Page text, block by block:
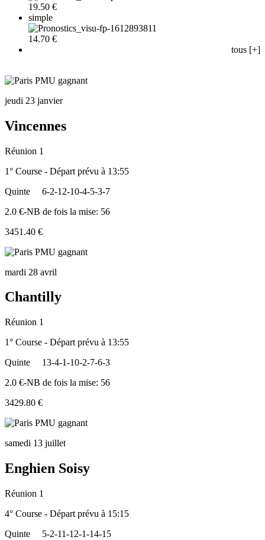
19.50 €
simple
14.70 €
tous [+]
jeudi 23 janvier
Vincennes
Réunion 1
1° Course - Départ prévu à 13:55
Quinte
6-2-12-10-4-5-3-7
2.0 €-NB de fois la mise: 56
3451.40 €
mardi 28 avril
Chantilly
Réunion 1
1° Course - Départ prévu à 13:55
Quinte
13-4-1-10-2-7-6-3
2.0 €-NB de fois la mise: 56
3429.80 €
samedi 13 juillet
Enghien Soisy
Réunion 1
4° Course - Départ prévu à 15:15
Quinte
5-2-11-12-1-14-15